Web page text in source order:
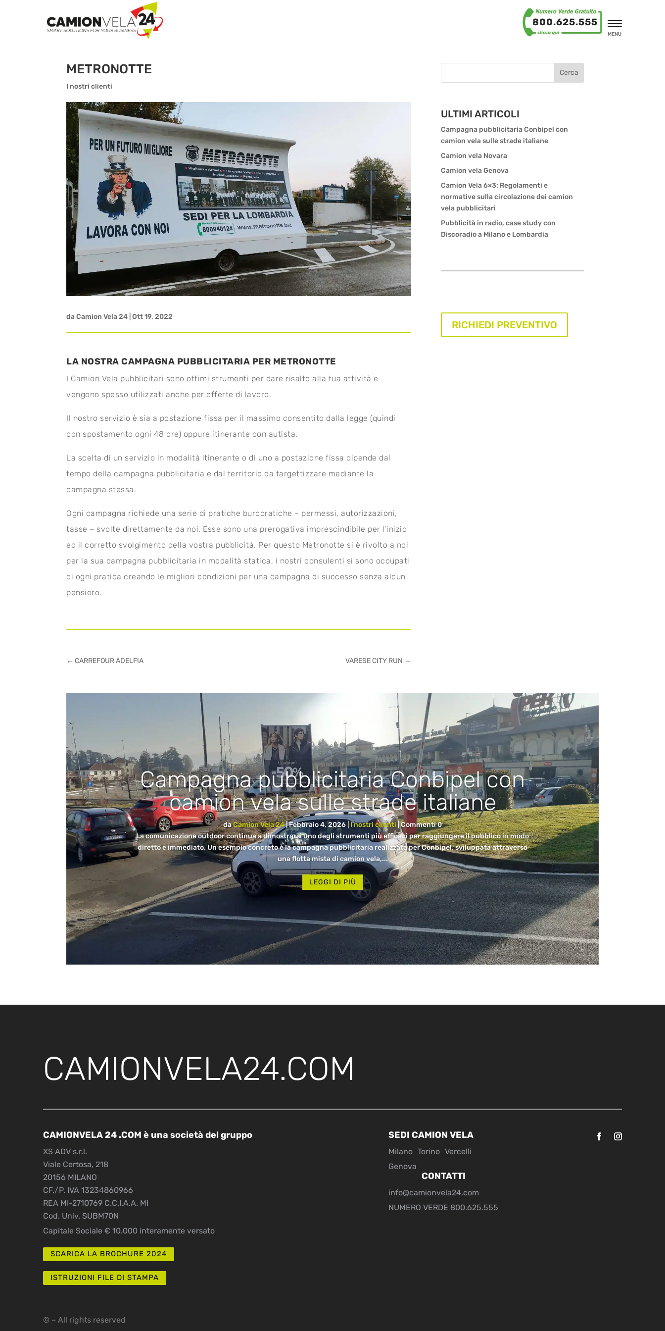
800.625.555
MENU
METRONOTTE
I nostri clienti
daCamion Vela 24 |Ott 19, 2022
LA NOSTRA CAMPAGNA PUBBLICITARIA PER METRONOTTE
I Camion Vela pubblicitari sono ottimi strumenti per dare risalto alla tua attività e
vengono spesso utilizzati anche per offerte di lavoro.
Il nostro servizio è sia a postazione fissa per il massimo consentito dalla legge (quindi
con spostamento ogni 48 ore) oppure itinerante con autista.
La scelta di un servizio in modalità itinerante o di uno a postazione fissa dipende dal
tempo della campagna pubblicitaria e dal territorio da targettizzare mediante la
campagna stessa.
Ogni campagna richiede una serie di pratiche burocratiche – permessi, autorizzazioni,
tasse – svolte direttamente da noi. Esse sono una prerogativa imprescindibile per l’inizio
ed il corretto svolgimento della vostra pubblicità. Per questo Metronotte si è rivolto a noi
per la sua campagna pubblicitaria in modalità statica, i nostri consulenti si sono occupati
di ogni pratica creando le migliori condizioni per una campagna di successo senza alcun
pensiero.
←CARREFOUR ADELFIA VARESE CITY RUN →
Cerca
ULTIMI ARTICOLI
Campagna pubblicitaria Conbipel con
camion vela sulle strade italiane
Camion vela Novara
Camion vela Genova
Camion Vela 6×3: Regolamenti e
normative sulla circolazione dei camion
vela pubblicitari
Pubblicità in radio, case study con
Discoradio a Milano e Lombardia
RICHIEDI PREVENTIVO
Campagna pubblicitaria Conbipel con
camion vela sulle strade italiane
daCamion Vela 24|Febbraio 4, 2026 I nostri clienti| Commenti 0
La comunicazione outdoor continua a dimostrarsi uno degli strumenti più efficaci per raggiungere il pubblico in modo
diretto e immediato. Un esempio concreto è la campagna pubblicitaria realizzata per Conbipel, sviluppata attraverso
una flotta mista di camion vela,...
LEGGI DI PIÙ
CAMIONVELA24.COM
CAMIONVELA 24 .COM è una società del gruppo
XS ADV s.r.l.
Viale Certosa, 218
20156 MILANO
CF./P. IVA 13234860966
REA MI-2710769 C.C.I.A.A. MI
Cod. Univ. SUBM70N
Capitale Sociale € 10.000 interamente versato
SCARICA LA BROCHURE 2024
ISTRUZIONI FILE DI STAMPA
SEDI CAMION VELA
Milano Torino Vercelli
Genova
CONTATTI
info@camionvela24.com
NUMERO VERDE 800.625.555
© – All rights reserved